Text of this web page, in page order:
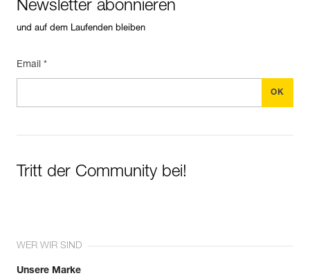
Newsletter abonnieren
und auf dem Laufenden bleiben
Email *
Tritt der Community bei!
WER WIR SIND
Unsere Marke